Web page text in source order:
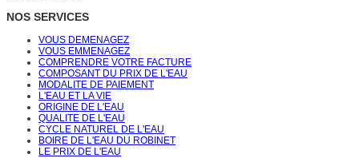
NOS SERVICES
VOUS DEMENAGEZ
VOUS EMMENAGEZ
COMPRENDRE VOTRE FACTURE
COMPOSANT DU PRIX DE L'EAU
MODALITE DE PAIEMENT
L'EAU ET LA VIE
ORIGINE DE L'EAU
QUALITE DE L'EAU
CYCLE NATUREL DE L'EAU
BOIRE DE L'EAU DU ROBINET
LE PRIX DE L'EAU